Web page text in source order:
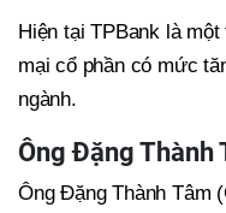
Hiện tại TPBank là
mại cổ phần có mức
ngành.
Ông Đặng Thành
Ông Đặng Thành Tâm